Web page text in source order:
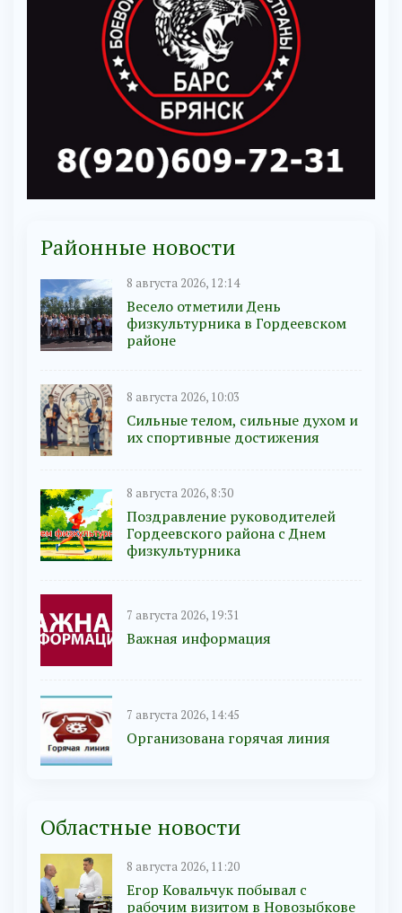
Районные новости
8 августа 2026, 12:14
Весело отметили День
физкультурника в Гордеевском
районе
8 августа 2026, 10:03
Сильные телом, сильные духом и
их спортивные достижения
8 августа 2026, 8:30
Поздравление руководителей
Гордеевского района с Днем
физкультурника
7 августа 2026, 19:31
Важная информация
7 августа 2026, 14:45
Организована горячая линия
Областные новости
8 августа 2026, 11:20
Егор Ковальчук побывал с
рабочим визитом в Новозыбкове